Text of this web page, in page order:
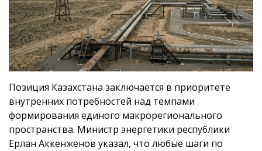
Позиция Казахстана заключается в приоритете
внутренних потребностей над темпами
формирования единого макрорегионального
пространства. Министр энергетики республики
Ерлан Аккенженов указал, что любые шаги по